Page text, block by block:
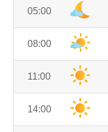
05:00
08:00
11:00
14:00